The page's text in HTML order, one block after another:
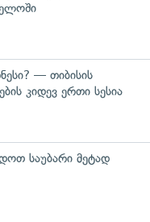
— თიბისის
კიდევ ერთი სესია
საუბარი მეტად